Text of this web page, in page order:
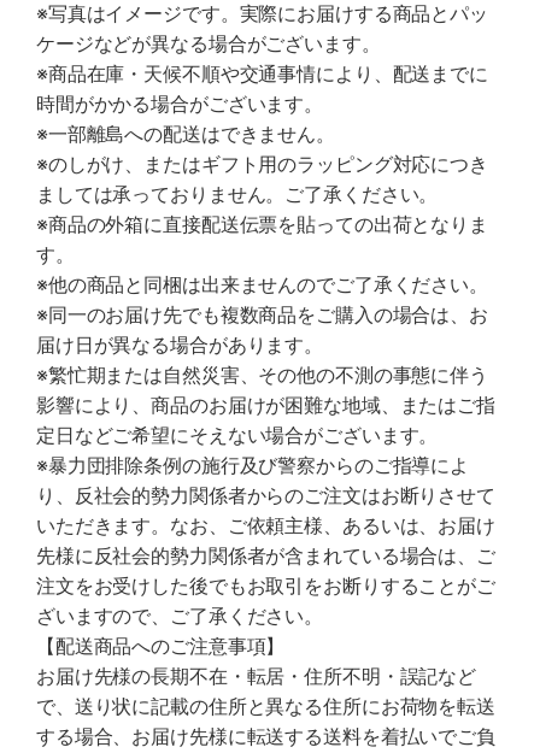
※写真はイメージです。実際にお届けする商品とパッ
ケージなどが異なる場合がございます。
※商品在庫・天候不順や交通事情により、配送までに
時間がかかる場合がございます。
※一部離島への配送はできません。
※のしがけ、またはギフト用のラッピング対応につき
ましては承っておりません。ご了承ください。
※商品の外箱に直接配送伝票を貼っての出荷となりま
す。
※他の商品と同梱は出来ませんのでご了承ください。
※同一のお届け先でも複数商品をご購入の場合は、お
届け日が異なる場合があります。
※繁忙期または自然災害、その他の不測の事態に伴う
影響により、商品のお届けが困難な地域、またはご指
定日などご希望にそえない場合がございます。
※暴力団排除条例の施行及び警察からのご指導によ
り、反社会的勢力関係者からのご注文はお断りさせて
いただきます。なお、ご依頼主様、あるいは、お届け
先様に反社会的勢力関係者が含まれている場合は、ご
注文をお受けした後でもお取引をお断りすることがご
ざいますので、ご了承ください。
【配送商品へのご注意事項】
お届け先様の長期不在・転居・住所不明・誤記など
で、送り状に記載の住所と異なる住所にお荷物を転送
する場合、お届け先様に転送する送料を着払いでご負